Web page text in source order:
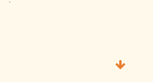
неё умру